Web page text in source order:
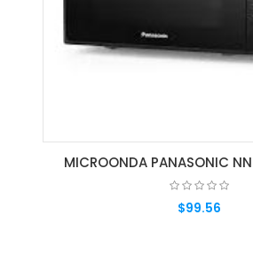
MICROONDA PANASONIC
$99.56